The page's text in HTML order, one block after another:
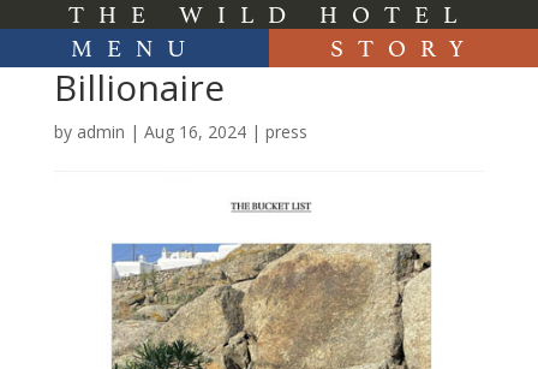
THE WILD HOTEL
MENU
STORY
Billionaire
by admin | Aug 16, 2024| press